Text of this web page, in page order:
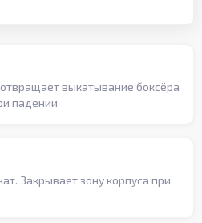
выкатывание боксёра
падении
Закрывает зону корпуса при